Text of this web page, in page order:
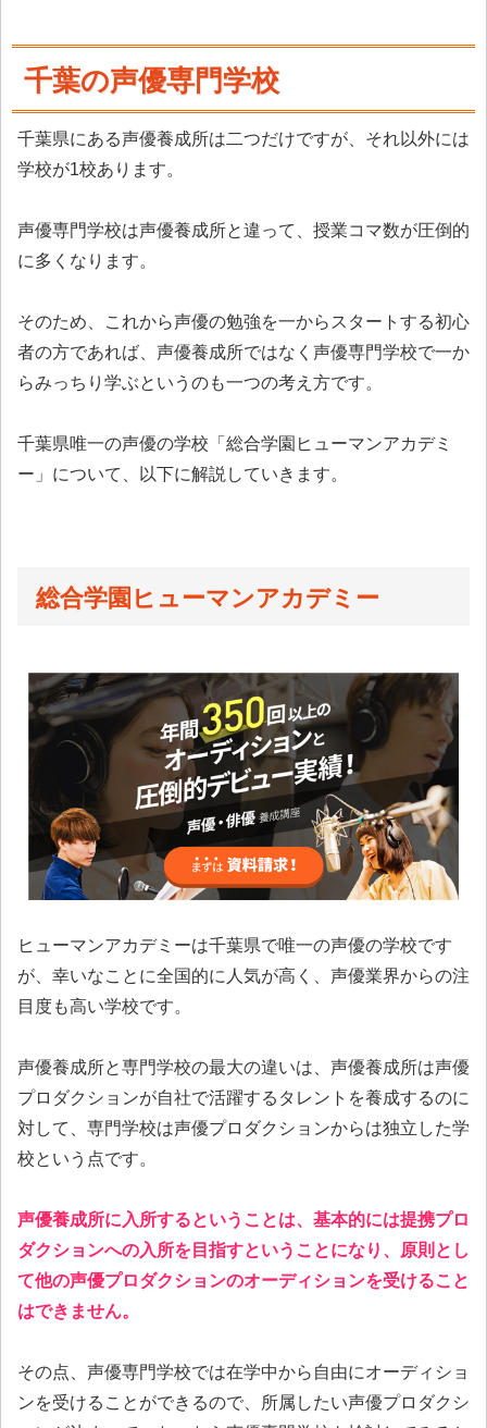
千葉の声優専門学校
千葉県にある声優養成所は二つだけですが、それ以外には
学校が1校あります。
声優専門学校は声優養成所と違って、授業コマ数が圧倒的
に多くなります。
そのため、これから声優の勉強を一からスタートする初心
者の方であれば、声優養成所ではなく声優専門学校で一か
らみっちり学ぶというのも一つの考え方です。
千葉県唯一の声優の学校「総合学園ヒューマンアカデミ
ー」について、以下に解説していきます。
総合学園ヒューマンアカデミー
ヒューマンアカデミーは千葉県で唯一の声優の学校です
が、幸いなことに全国的に人気が高く、声優業界からの注
目度も高い学校です。
声優養成所と専門学校の最大の違いは、声優養成所は声優
プロダクションが自社で活躍するタレントを養成するのに
対して、専門学校は声優プロダクションからは独立した学
校という点です。
声優養成所に入所するということは、基本的には提携プロ
ダクションへの入所を目指すということになり、原則とし
て他の声優プロダクションのオーディションを受けること
はできません。
その点、声優専門学校では在学中から自由にオーディショ
ンを受けることができるので、所属したい声優プロダクシ